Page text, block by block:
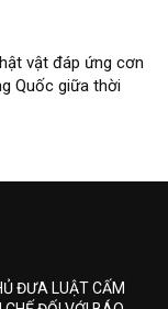
vật đáp ứng cơn
Quốc giữa thời
ĐƯA LUẬT CẤM